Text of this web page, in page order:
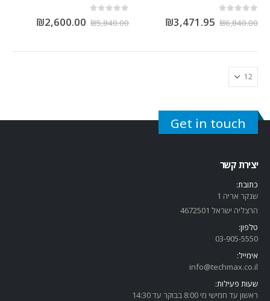
₪6,840.00
₪3,471.95
₪5,840.00
₪2,600.00
Get in touch
יצירת קשר
כתובת:
שנקר אריה 1
הרצליה ישראל 4672501
טלפון:
03-905-5550
אימייל:
info@techmax.co.il
שעות פעילות:
ראשון עד חמישי מי 8:00 בבוקר עד 14:30